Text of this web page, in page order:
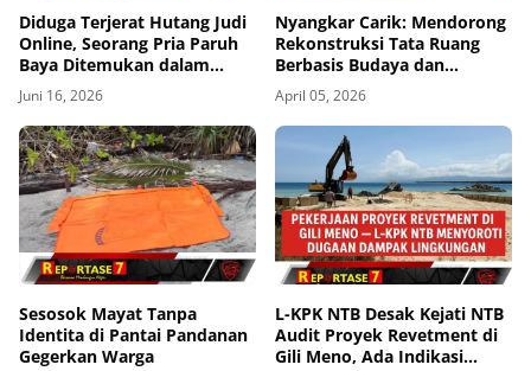
Diduga Terjerat Hutang Judi
Online, Seorang Pria Paruh
Baya Ditemukan dalam
Kondisi Mengenaskan
Juni 16, 2026
Nyangkar Carik: Mendorong
Rekonstruksi Tata Ruang
Berbasis Budaya dan
Memperkuat Nilai Adat
April 05, 2026
Sesosok Mayat Tanpa
Identita di Pantai Pandanan
Gegerkan Warga
L-KPK NTB Desak Kejati NTB
Audit Proyek Revetment di
Gili Meno, Ada Indikasi